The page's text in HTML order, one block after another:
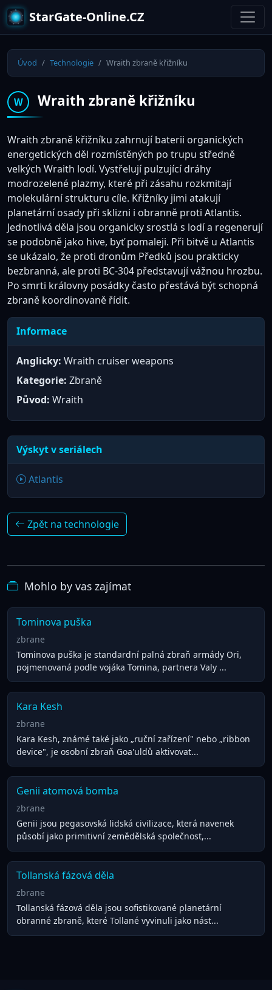
StarGate-Online.CZ
Úvod Technologie Wraith zbraně křižníku
W Wraith zbraně křižníku
Wraith zbraně křižníku zahrnují baterii organických
energetických děl rozmístěných po trupu středně
velkých Wraith lodí. Vystřelují pulzující dráhy
modrozelené plazmy, které při zásahu rozkmitají
molekulární strukturu cíle. Křižníky jimi atakují
planetární osady při sklizni i obranně proti Atlantis.
Jednotlivá děla jsou organicky srostlá s lodí a regenerují
se podobně jako hive, byť pomaleji. Při bitvě u Atlantis
se ukázalo, že proti dronům Předků jsou prakticky
bezbranná, ale proti BC-304 představují vážnou hrozbu.
Po smrti královny posádky často přestává být schopná
zbraně koordinovaně řídit.
Informace
Anglicky: Wraith cruiser weapons
Kategorie: Zbraně
Původ: Wraith
Výskyt v seriálech
Atlantis
Zpět na technologie
Mohlo by vas zajímat
Tominova puška
zbrane
Tominova puška je standardní palná zbraň armády Ori,
pojmenovaná podle vojáka Tomina, partnera Valy ...
Kara Kesh
zbrane
Kara Kesh, známé také jako „ruční zařízení" nebo „ribbon
device", je osobní zbraň Goa'uldů aktivovat...
Genii atomová bomba
zbrane
Genii jsou pegasovská lidská civilizace, která navenek
působí jako primitivní zemědělská společnost,...
Tollanská fázová děla
zbrane
Tollanská fázová děla jsou sofistikované planetární
obranné zbraně, které Tollané vyvinuli jako nást...